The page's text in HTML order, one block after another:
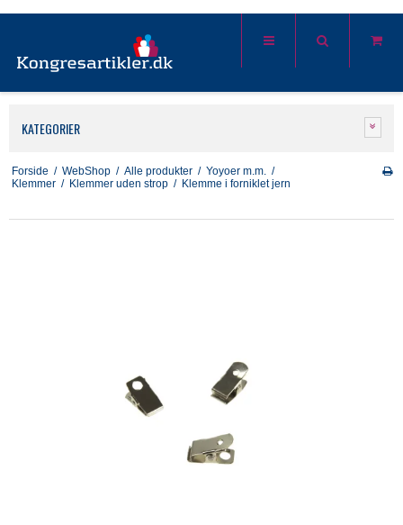
KATEGORIER
Forside / WebShop / Alle produkter / Yoyoer m.m. /
Klemmer / Klemmer uden strop / Klemme i forniklet jern